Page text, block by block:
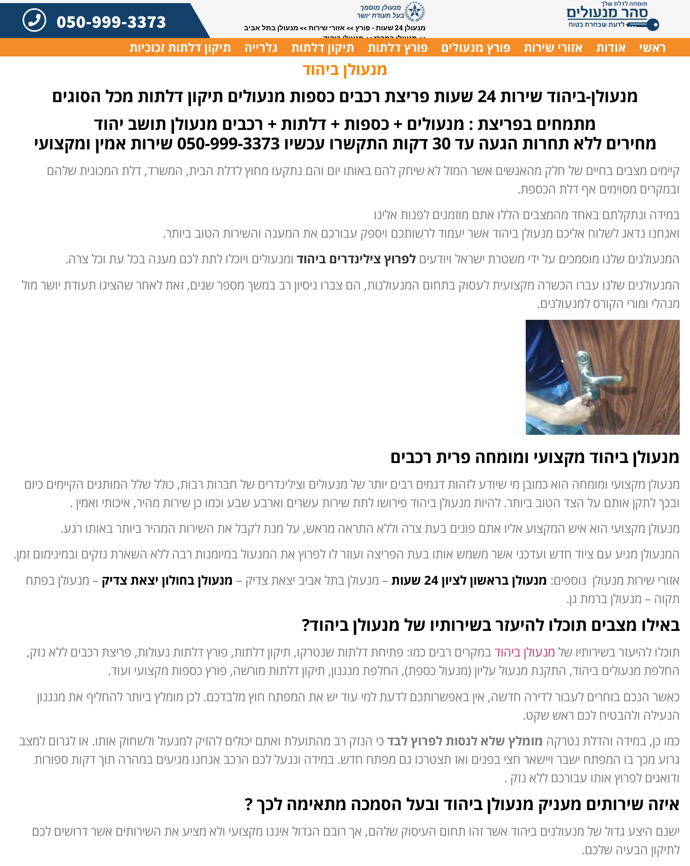
מנעולן 24 שעות - פורץ >> אזורי שירות>> מנעולן בתל אביב
>>מנעולן במרכז>>מנעולן ביהוד
050-999-3373
ראשי אודות אזורי שירות פורץ מנעולים פורץ דלתות תיקון דלתות גלרייה תיקון דלתות זכוכיות
מנעולן ביהוד
מנעולן-ביהוד שירות 24 שעות פריצת רכבים כספות מנעולים תיקון דלתות מכל הסוגים
מתמחים בפריצת : מנעולים + כספות + דלתות + רכבים מנעולן תושב יהוד
מחירים ללא תחרות הגעה עד 30 דקות התקשרו עכשיו 050-999-3373 שירות אמין ומקצועי
קיימים מצבים בחיים של חלק מהאנשים אשר המזל לא שיחק להם באותו יום והם נתקעו מחוץ לדלת הבית, המשרד, דלת המכונית שלהם
ובמקרים מסוימים אף דלת הכספת.
במידה ונתקלתם באחד מהמצבים הללו אתם מוזמנים לפנות אלינו
ואנחנו נדאג לשלוח אליכם מנעולן ביהוד אשר יעמוד לרשותכם ויספק עבורכם את המענה והשירות הטוב ביותר.
המנעולנים שלנו מוסמכים על ידי משטרת ישראל ויודעים לפרוץ צילינדרים ביהוד ומנעולים ויוכלו לתת לכם מענה בכל עת וכל צרה.
המנעולנים שלנו עברו הכשרה מקצועית לעסוק בתחום המנעולנות, הם צברו ניסיון רב במשך מספר שנים, זאת לאחר שהציגו תעודת יושר מול
מנהלי ומורי הקורס למנעולנים.
מנעולן ביהוד מקצועי ומומחה פרית רכבים
מנעולן מקצועי ומומחה הוא כמובן מי שיודע לזהות דגמים רבים יותר של מנעולים וצילינדרים של חברות רבות, כולל שלל המותגים הקיימים כיום
ובכך לתקן אותם על הצד הטוב ביותר. להיות מנעולן ביהוד פירושו לתת שירות עשרים וארבע שבע וכמו כן שירות מהיר, איכותי ואמין .
מנעולן מקצועי הוא איש המקצוע אליו אתם פונים בעת צרה וללא התראה מראש, על מנת לקבל את השירות המהיר ביותר באותו רגע.
המנעולן מגיע עם ציוד חדש ועדכני אשר משמש אותו בעת הפריצה ועוזר לו לפרוץ את המנעול במיומנות רבה ללא השארת נזקים ובמינימום זמן.
אזורי שירות מנעולן נוספים: מנעולן בראשון לציון 24 שעות – מנעולן בתל אביב יצאת צדיק – מנעולן בחולון יצאת צדיק – מנעולן בפתח
תקוה – מנעולן ברמת גן.
באילו מצבים תוכלו להיעזר בשירותיו של מנעולן ביהוד?
תוכלו להיעזר בשירותיו של מנעולן ביהודבמקרים רבים כמו: פתיחת דלתות שנטרקו, תיקון דלתות, פורץ דלתות נעולות, פריצת רכבים ללא נזק,
החלפת מנעולים ביהוד, התקנת מנעול עליון (מנעול כספת), החלפת מנגנון, תיקון דלתות מורשה, פורץ כספות מקצועי ועוד.
כאשר הנכם בוחרים לעבור לדירה חדשה, אין באפשרותכם לדעת למי עוד יש את המפתח חוץ מלבדכם. לכן מומלץ ביותר להחליף את מנגנון
הנעילה ולהבטיח לכם ראש שקט.
כמו כן, במידה והדלת נטרקה מומלץ שלא לנסות לפרוץ לבד כי הנזק רב מהתועלת ואתם יכולים להזיק למנעול ולשחוק אותו. או לגרום למצב
גרוע מכך בו המפתח ישבר ויישאר חצי בפנים ואז תצטרכו גם מפתח חדש. במידה וננעל לכם הרכב אנחנו מגיעים במהרה תוך דקות ספורות
ודואגים לפרוץ אותו עבורכם ללא נזק .
איזה שירותים מעניק מנעולן ביהוד ובעל הסמכה מתאימה לכך ?
ישנם היצע גדול של מנעולנים ביהוד אשר זהו תחום העיסוק שלהם, אך רובם הגדול איננו מקצועי ולא מציע את השירותים אשר דרושים לכם
לתיקון הבעיה שלכם.